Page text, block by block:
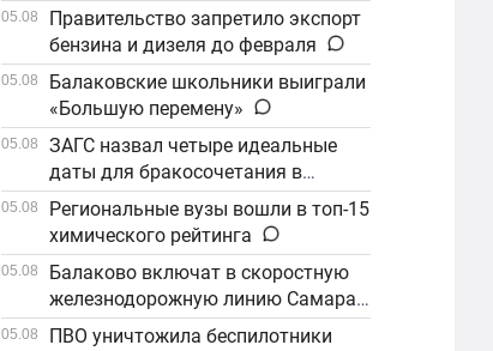
05.08
Правительство запретило экспорт
бензина и дизеля до февраля
05.08
Балаковские школьники выиграли
«Большую перемену»
05.08
ЗАГС назвал четыре идеальные
даты для бракосочетания в
сентябре
05.08
Региональные вузы вошли в топ-15
химического рейтинга
05.08
Балаково включат в скоростную
железнодорожную линию Самара–
Саратов
05.08
ПВО уничтожила беспилотники